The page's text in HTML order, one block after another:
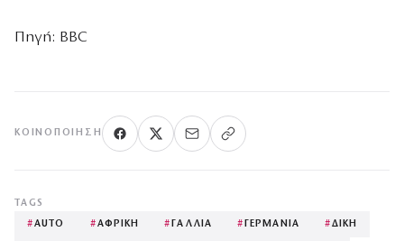
Πηγή: BBC
ΚΟΙΝΟΠΟΊΗΣΗ
TAGS
#AUTO #ΑΦΡΙΚΗ # ΓΑΛΛΙΑ # ΓΕΡΜΑΝΙΑ #ΔΙΚΗ